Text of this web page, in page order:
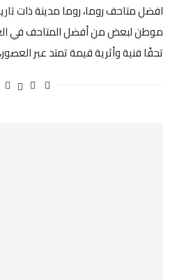
افضل متاحف روما، روما مدينة ذات
موطن لبعض من أفضل المتاحف في
تحفًا فنية وأثرية قيمة تمتد عبر